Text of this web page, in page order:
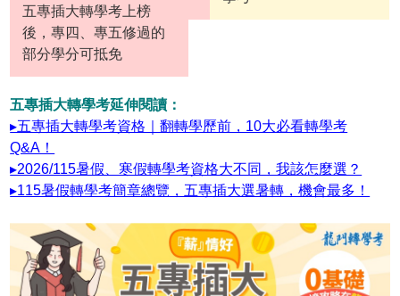
五專插大轉學考上榜
後，專四、專五修過的
部分學分可抵免
五專插大轉學考延伸閱讀：
▸五專插大轉學考資格｜翻轉學歷前，10大必看轉學考
Q&A！
▸2026/115暑假、寒假轉學考資格大不同，我該怎麼選？
▸115暑假轉學考簡章總覽，五專插大選暑轉，機會最多！